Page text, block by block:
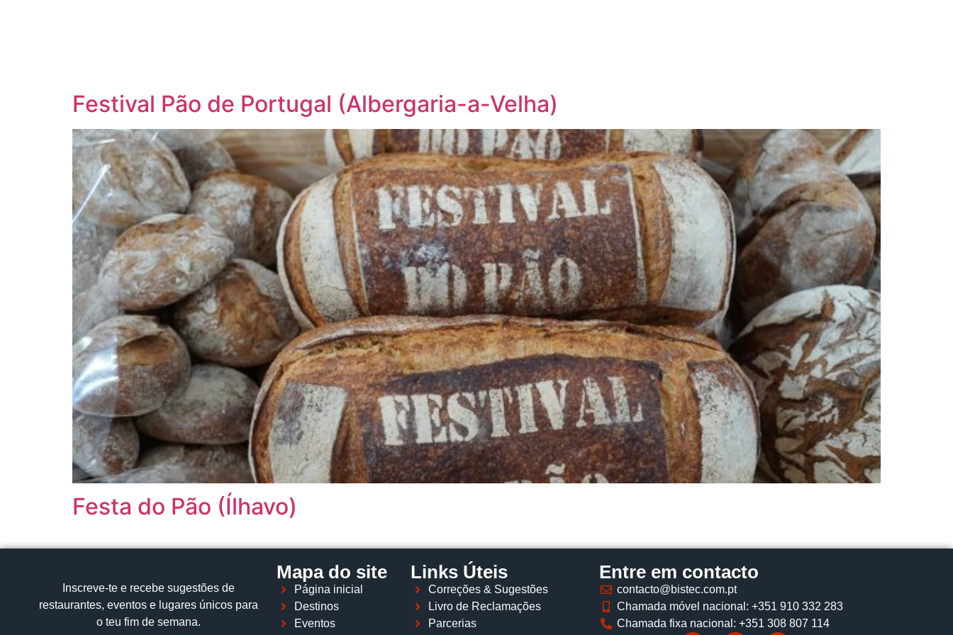
Festival Pão de Portugal (Albergaria-a-Velha)
Festa do Pão (Ílhavo)
Inscreve‑te e recebe sugestões de
restaurantes, eventos e lugares únicos para
o teu fim de semana.
Mapa do site
Página inicial
Destinos
Eventos
Links Úteis
Correções & Sugestões
Livro de Reclamações
Parcerias
Entre em contacto
contacto@bistec.com.pt
Chamada móvel nacional: +351 910 332 283
Chamada fixa nacional: +351 308 807 114